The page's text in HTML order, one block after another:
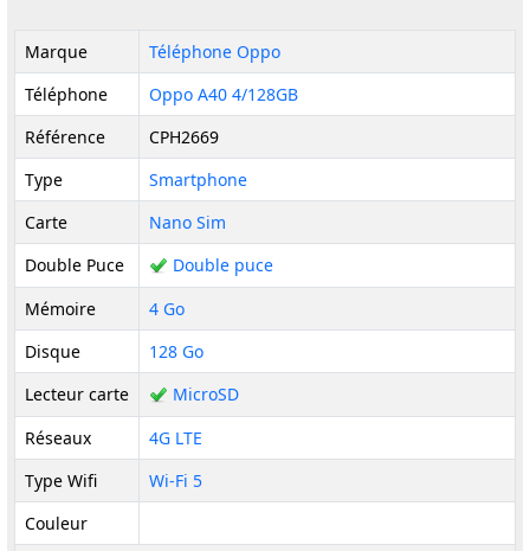
Marque
Téléphone Oppo
Téléphone
Oppo A40 4/128GB
Référence
CPH2669
Type
Smartphone
Carte
Nano Sim
Double Puce
Double puce
Mémoire
4 Go
Disque
128 Go
Lecteur carte
MicroSD
Réseaux
4G LTE
Type Wifi
Wi-Fi 5
Couleur